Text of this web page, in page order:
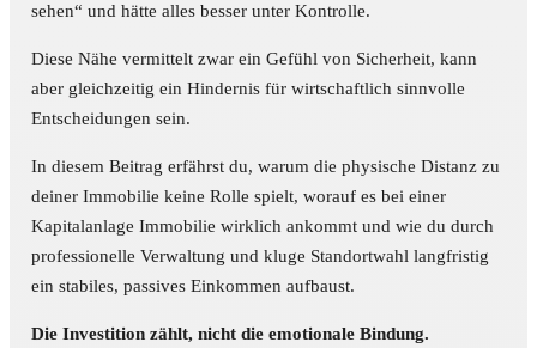
sehen“ und hätte alles besser unter Kontrolle.
Diese Nähe vermittelt zwar ein Gefühl von Sicherheit, kann
aber gleichzeitig ein Hindernis für wirtschaftlich sinnvolle
Entscheidungen sein.
In diesem Beitrag erfährst du, warum die physische Distanz zu
deiner Immobilie keine Rolle spielt, worauf es bei einer
Kapitalanlage Immobilie wirklich ankommt und wie du durch
professionelle Verwaltung und kluge Standortwahl langfristig
ein stabiles, passives Einkommen aufbaust.
Die Investition zählt, nicht die emotionale Bindung.